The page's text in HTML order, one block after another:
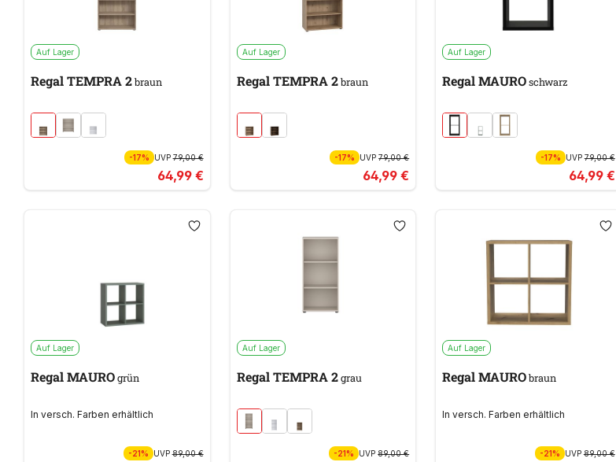
Auf Lager
Regal TEMPRA 2braun
-17% UVP79,00 €
64,99 €
Auf Lager
Regal TEMPRA 2braun
-17% UVP79,00 €
64,99 €
Auf Lager
Regal MAUROschwarz
-17% UVP79,00 €
64,99 €
Auf Lager
Regal MAUROgrün
In versch. Farben erhältlich
-21% UVP89,00 €
Auf Lager
Regal TEMPRA 2grau
-21% UVP89,00 €
Auf Lager
Regal MAURObraun
In versch. Farben erhältlich
-21% UVP89,00 €